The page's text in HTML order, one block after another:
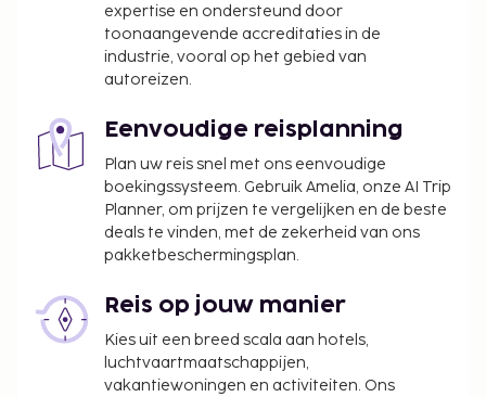
expertise en ondersteund door
toonaangevende accreditaties in de
industrie, vooral op het gebied van
autoreizen.
Eenvoudige reisplanning
Plan uw reis snel met ons eenvoudige
boekingssysteem. Gebruik Amelia, onze AI Trip
Planner, om prijzen te vergelijken en de beste
deals te vinden, met de zekerheid van ons
pakketbeschermingsplan.
Reis op jouw manier
Kies uit een breed scala aan hotels,
luchtvaartmaatschappijen,
vakantiewoningen en activiteiten. Ons